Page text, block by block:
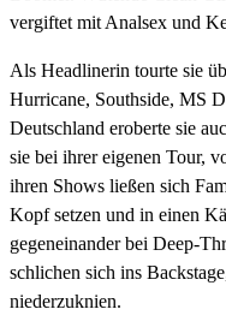
vergiftet mit Analsex und
Als Headlinerin tourte sie
Hurricane, Southside, MS
Deutschland eroberte sie
sie bei ihrer eigenen Tour,
ihren Shows ließen sich
Kopf setzen und in einen
gegeneinander bei Deep-
schlichen sich ins
niederzuknien.